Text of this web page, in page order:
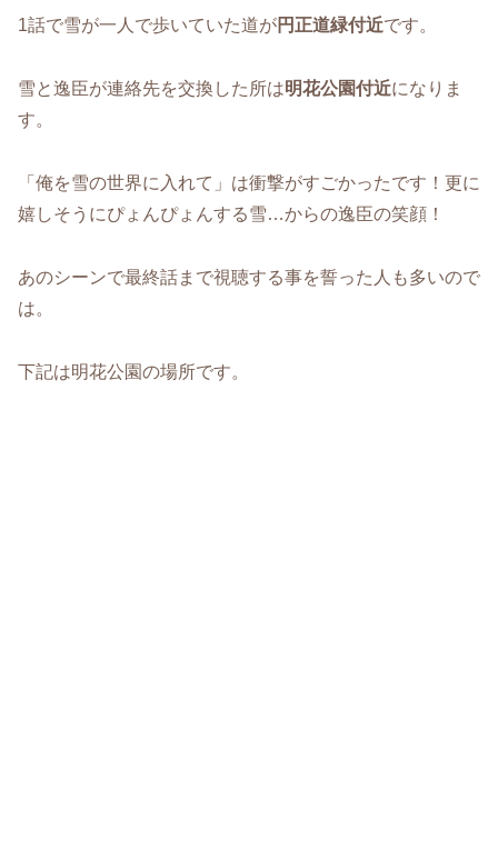
1話で雪が一人で歩いていた道が円正道緑付近です。
雪と逸臣が連絡先を交換した所は明花公園付近になりま
す。
「俺を雪の世界に入れて」は衝撃がすごかったです！更に
嬉しそうにぴょんぴょんする雪…からの逸臣の笑顔！
あのシーンで最終話まで視聴する事を誓った人も多いので
は。
下記は明花公園の場所です。